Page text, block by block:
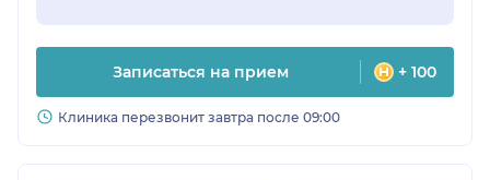
Записаться на прием + 100
Клиника перезвонит завтра после 09:00